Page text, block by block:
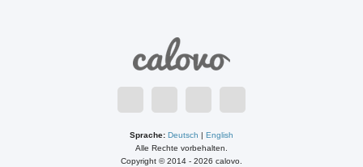
Sprache: Deutsch | English
Alle Rechte vorbehalten.
Copyright © 2014 - 2026 calovo.